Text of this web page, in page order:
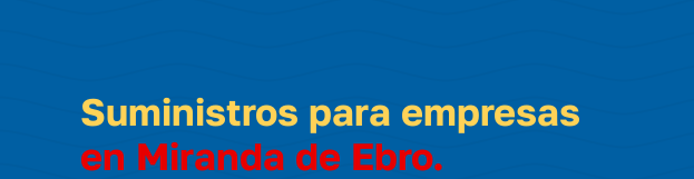
Suministros para empresas
en Miranda de Ebro.